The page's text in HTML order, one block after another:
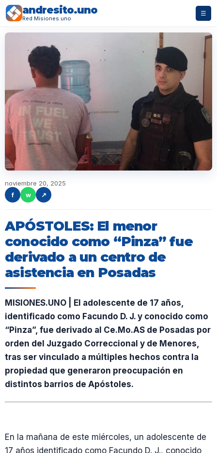
andresito.uno
Red Misiones.uno
☰
noviembre 20, 2025
f
w ↗
APÓSTOLES: El menor
conocido como “Pinza” fue
derivado a un centro de
asistencia en Posadas
MISIONES.UNO | El adolescente de 17 años,
identificado como Facundo D. J. y conocido como
“Pinza”, fue derivado al Ce.Mo.AS de Posadas por
orden del Juzgado Correccional y de Menores,
tras ser vinculado a múltiples hechos contra la
propiedad que generaron preocupación en
distintos barrios de Apóstoles.
En la mañana de este miércoles, un adolescente de
17 años identificado como Facundo D. J., conocido